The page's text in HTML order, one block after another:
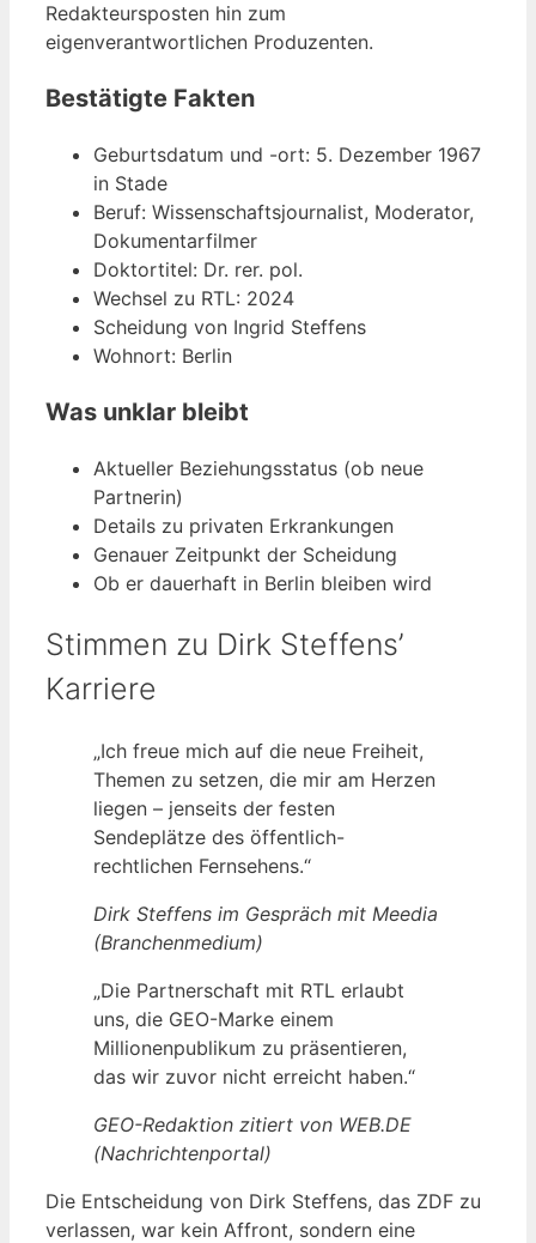
Redakteursposten hin zum
eigenverantwortlichen Produzenten.
Bestätigte Fakten
Geburtsdatum und -ort: 5. Dezember 1967
in Stade
Beruf: Wissenschaftsjournalist, Moderator,
Dokumentarfilmer
Doktortitel: Dr. rer. pol.
Wechsel zu RTL: 2024
Scheidung von Ingrid Steffens
Wohnort: Berlin
Was unklar bleibt
Aktueller Beziehungsstatus (ob neue
Partnerin)
Details zu privaten Erkrankungen
Genauer Zeitpunkt der Scheidung
Ob er dauerhaft in Berlin bleiben wird
Stimmen zu Dirk Steffens’
Karriere
„Ich freue mich auf die neue Freiheit,
Themen zu setzen, die mir am Herzen
liegen – jenseits der festen
Sendeplätze des öffentlich-
rechtlichen Fernsehens.“
Dirk Steffens im Gespräch mit Meedia
(Branchenmedium)
„Die Partnerschaft mit RTL erlaubt
uns, die GEO-Marke einem
Millionenpublikum zu präsentieren,
das wir zuvor nicht erreicht haben.“
GEO-Redaktion zitiert von WEB.DE
(Nachrichtenportal)
Die Entscheidung von Dirk Steffens, das ZDF zu
verlassen, war kein Affront, sondern eine